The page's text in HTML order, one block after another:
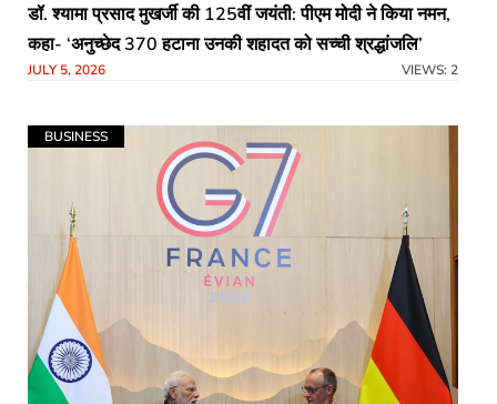
​डॉ. श्यामा प्रसाद मुखर्जी की 125वीं जयंती: पीएम मोदी ने किया नमन,
कहा- ‘अनुच्छेद 370 हटाना उनकी शहादत को सच्ची श्रद्धांजलि’
JULY 5, 2026 VIEWS: 2
BUSINESS